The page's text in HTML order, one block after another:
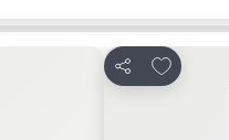
Compartir
Agregar